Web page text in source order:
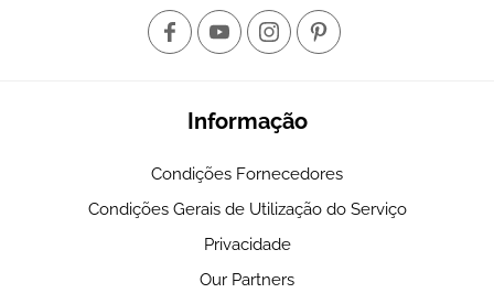
Informação
Condições Fornecedores
Condições Gerais de Utilização do Serviço
Privacidade
Our Partners